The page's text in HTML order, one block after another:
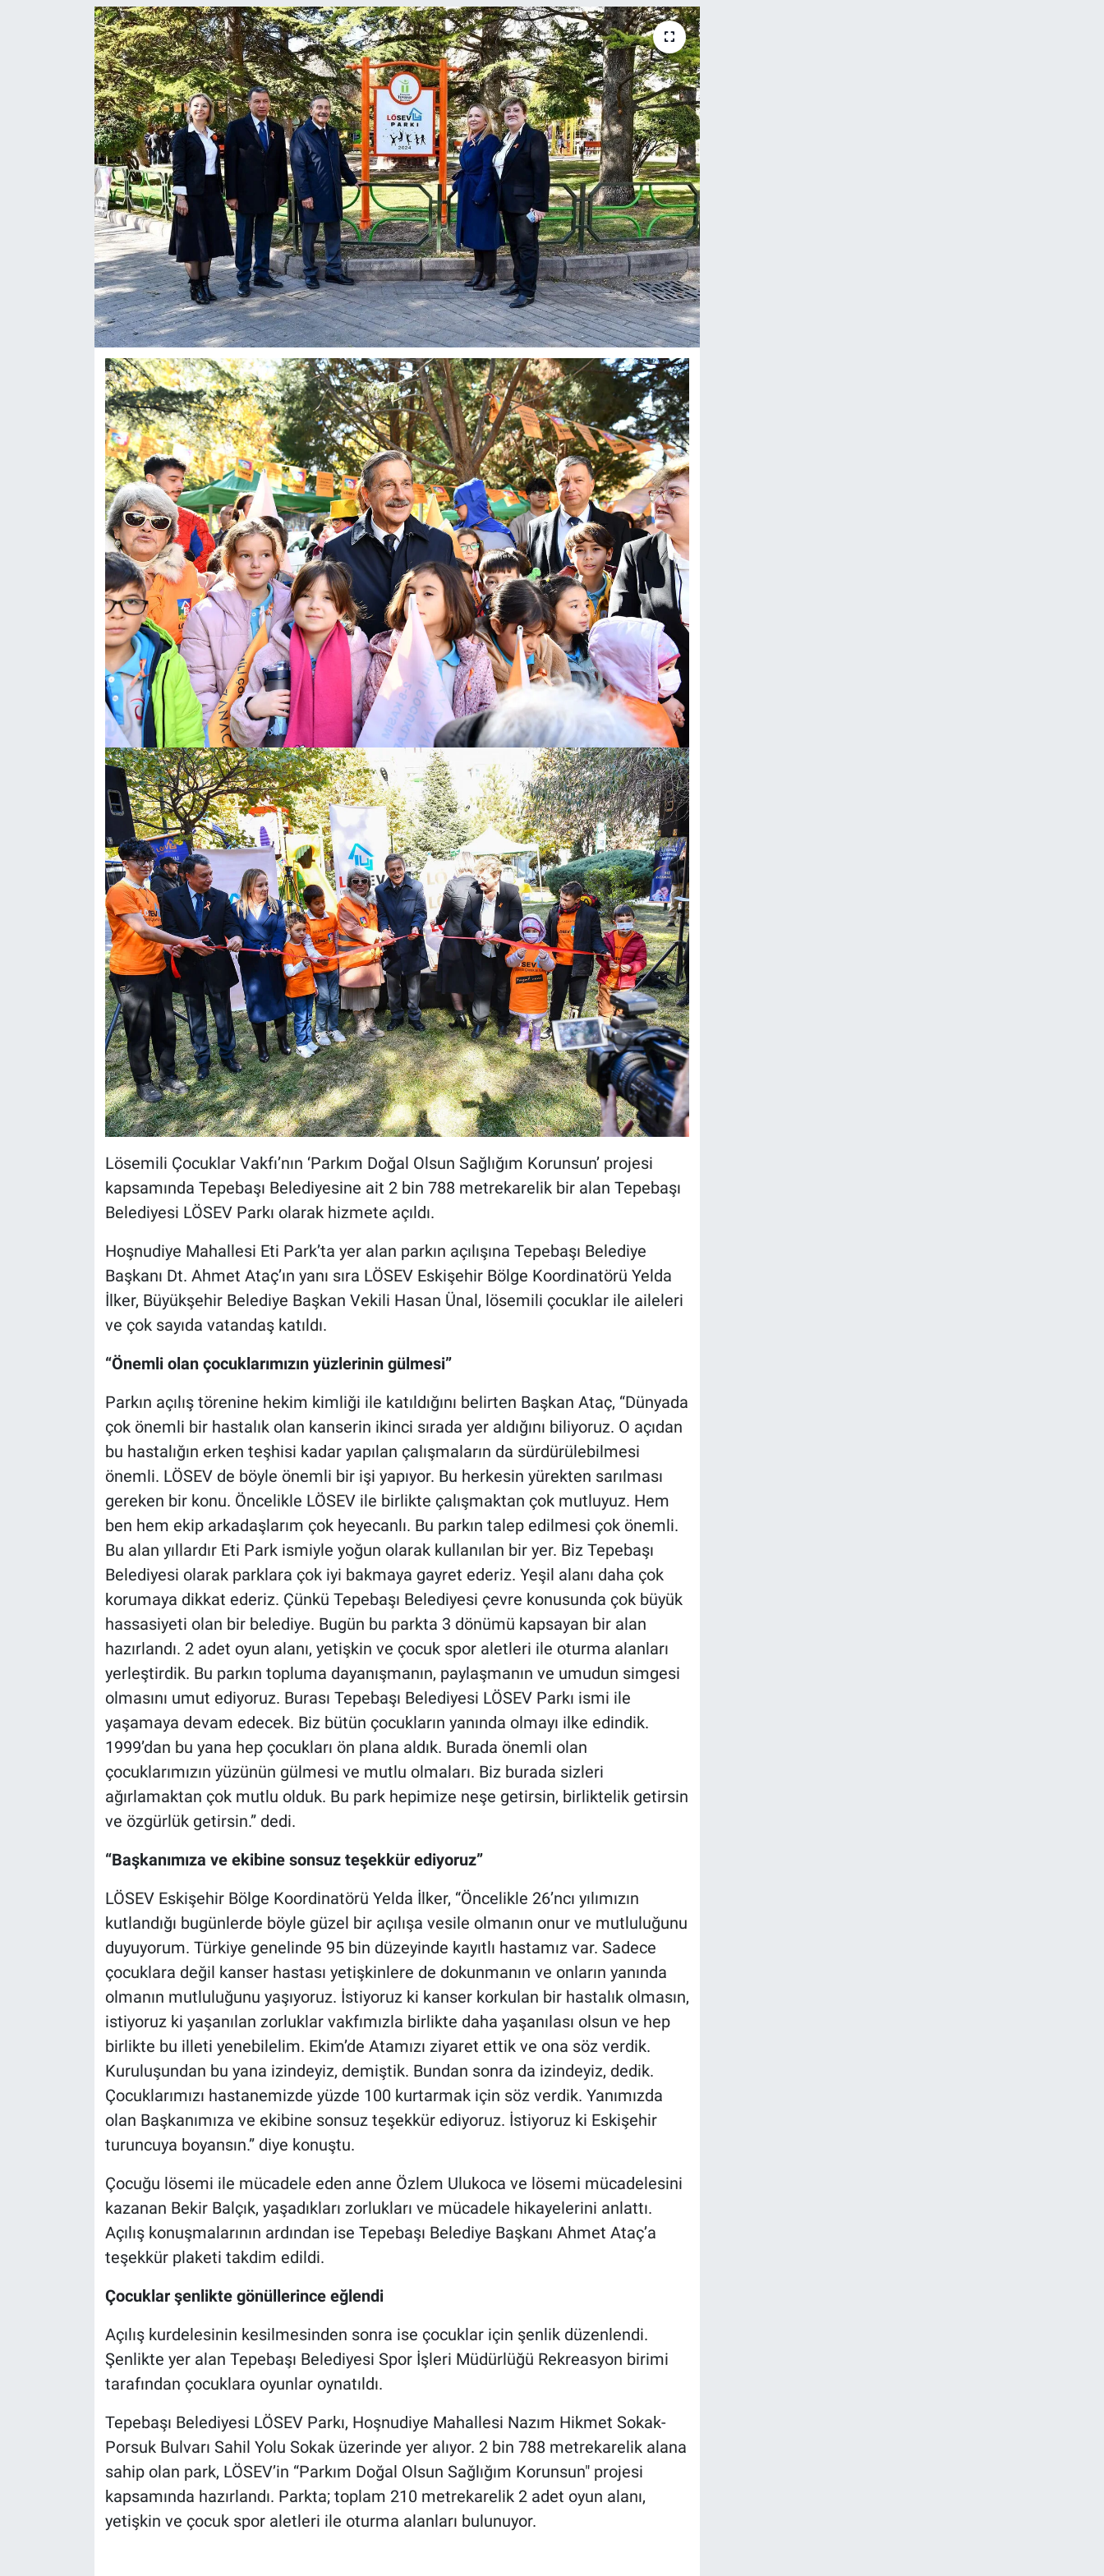
Lösemili Çocuklar Vakfı’nın ‘Parkım Doğal Olsun Sağlığım Korunsun’ projesi
kapsamında Tepebaşı Belediyesine ait 2 bin 788 metrekarelik bir alan Tepebaşı
Belediyesi LÖSEV Parkı olarak hizmete açıldı.
Hoşnudiye Mahallesi Eti Park’ta yer alan parkın açılışına Tepebaşı Belediye
Başkanı Dt. Ahmet Ataç’ın yanı sıra LÖSEV Eskişehir Bölge Koordinatörü Yelda
İlker, Büyükşehir Belediye Başkan Vekili Hasan Ünal, lösemili çocuklar ile aileleri
ve çok sayıda vatandaş katıldı.
“Önemli olan çocuklarımızın yüzlerinin gülmesi”
Parkın açılış törenine hekim kimliği ile katıldığını belirten Başkan Ataç, “Dünyada
çok önemli bir hastalık olan kanserin ikinci sırada yer aldığını biliyoruz. O açıdan
bu hastalığın erken teşhisi kadar yapılan çalışmaların da sürdürülebilmesi
önemli. LÖSEV de böyle önemli bir işi yapıyor. Bu herkesin yürekten sarılması
gereken bir konu. Öncelikle LÖSEV ile birlikte çalışmaktan çok mutluyuz. Hem
ben hem ekip arkadaşlarım çok heyecanlı. Bu parkın talep edilmesi çok önemli.
Bu alan yıllardır Eti Park ismiyle yoğun olarak kullanılan bir yer. Biz Tepebaşı
Belediyesi olarak parklara çok iyi bakmaya gayret ederiz. Yeşil alanı daha çok
korumaya dikkat ederiz. Çünkü Tepebaşı Belediyesi çevre konusunda çok büyük
hassasiyeti olan bir belediye. Bugün bu parkta 3 dönümü kapsayan bir alan
hazırlandı. 2 adet oyun alanı, yetişkin ve çocuk spor aletleri ile oturma alanları
yerleştirdik. Bu parkın topluma dayanışmanın, paylaşmanın ve umudun simgesi
olmasını umut ediyoruz. Burası Tepebaşı Belediyesi LÖSEV Parkı ismi ile
yaşamaya devam edecek. Biz bütün çocukların yanında olmayı ilke edindik.
1999’dan bu yana hep çocukları ön plana aldık. Burada önemli olan
çocuklarımızın yüzünün gülmesi ve mutlu olmaları. Biz burada sizleri
ağırlamaktan çok mutlu olduk. Bu park hepimize neşe getirsin, birliktelik getirsin
ve özgürlük getirsin.” dedi.
“Başkanımıza ve ekibine sonsuz teşekkür ediyoruz”
LÖSEV Eskişehir Bölge Koordinatörü Yelda İlker, “Öncelikle 26’ncı yılımızın
kutlandığı bugünlerde böyle güzel bir açılışa vesile olmanın onur ve mutluluğunu
duyuyorum. Türkiye genelinde 95 bin düzeyinde kayıtlı hastamız var. Sadece
çocuklara değil kanser hastası yetişkinlere de dokunmanın ve onların yanında
olmanın mutluluğunu yaşıyoruz. İstiyoruz ki kanser korkulan bir hastalık olmasın,
istiyoruz ki yaşanılan zorluklar vakfımızla birlikte daha yaşanılası olsun ve hep
birlikte bu illeti yenebilelim. Ekim’de Atamızı ziyaret ettik ve ona söz verdik.
Kuruluşundan bu yana izindeyiz, demiştik. Bundan sonra da izindeyiz, dedik.
Çocuklarımızı hastanemizde yüzde 100 kurtarmak için söz verdik. Yanımızda
olan Başkanımıza ve ekibine sonsuz teşekkür ediyoruz. İstiyoruz ki Eskişehir
turuncuya boyansın.” diye konuştu.
Çocuğu lösemi ile mücadele eden anne Özlem Ulukoca ve lösemi mücadelesini
kazanan Bekir Balçık, yaşadıkları zorlukları ve mücadele hikayelerini anlattı.
Açılış konuşmalarının ardından ise Tepebaşı Belediye Başkanı Ahmet Ataç’a
teşekkür plaketi takdim edildi.
Çocuklar şenlikte gönüllerince eğlendi
Açılış kurdelesinin kesilmesinden sonra ise çocuklar için şenlik düzenlendi.
Şenlikte yer alan Tepebaşı Belediyesi Spor İşleri Müdürlüğü Rekreasyon birimi
tarafından çocuklara oyunlar oynatıldı.
Tepebaşı Belediyesi LÖSEV Parkı, Hoşnudiye Mahallesi Nazım Hikmet Sokak-
Porsuk Bulvarı Sahil Yolu Sokak üzerinde yer alıyor. 2 bin 788 metrekarelik alana
sahip olan park, LÖSEV’in “Parkım Doğal Olsun Sağlığım Korunsun" projesi
kapsamında hazırlandı. Parkta; toplam 210 metrekarelik 2 adet oyun alanı,
yetişkin ve çocuk spor aletleri ile oturma alanları bulunuyor.